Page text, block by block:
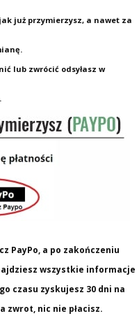
już przymierzysz, a nawet za
lub zwrócić odsyłasz w
PayPo, a po zakończeniu
wszystkie informacje
czasu zyskujesz 30 dni na
zwrot, nic nie płacisz.